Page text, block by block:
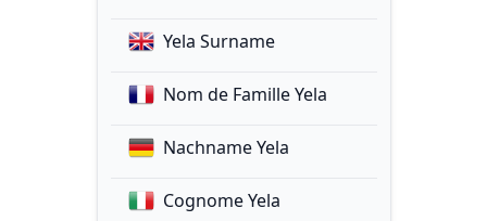
Yela Surname
Nom de Famille Yela
Nachname Yela
Cognome Yela